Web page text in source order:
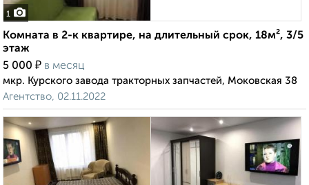
1
Комната в 2-к квартире, на длительный срок, 18м², 3/5
этаж
5 000 ₽ в месяц
мкр. Курского завода тракторных запчастей, Моковская 38
Агентство, 02.11.2022